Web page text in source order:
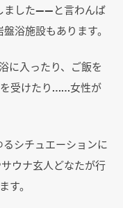
ました――と言わんば
浴施設もあります。
に入ったり、ご飯を
を受けたり……女性が
シチュエーションに
ウナ玄人どなたが行
す。